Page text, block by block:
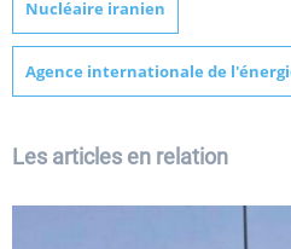
Nucléaire iranien
Agence internationale de
Les articles en relation